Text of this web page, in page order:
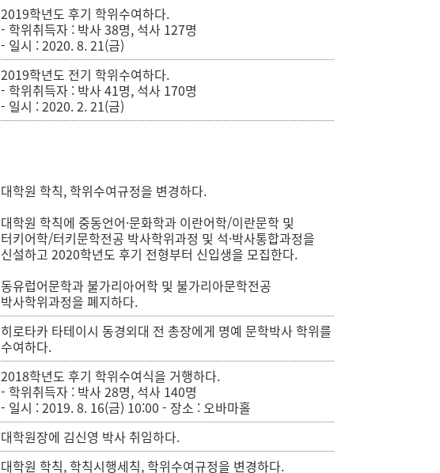
2019학년도 후기 학위수여하다.
- 학위취득자 : 박사 38명, 석사 127명
- 일시 : 2020. 8. 21(금)
2019학년도 전기 학위수여하다.
- 학위취득자 : 박사 41명, 석사 170명
- 일시 : 2020. 2. 21(금)
대학원 학칙, 학위수여규정을 변경하다.
대학원 학칙에 중동언어·문화학과 이란어학/이란문학 및
터키어학/터키문학전공 박사학위과정 및 석·박사통합과정을
신설하고 2020학년도 후기 전형부터 신입생을 모집한다.
동유럽어문학과 불가리아어학 및 불가리아문학전공
박사학위과정을 폐지하다.
히로타카 타테이시 동경외대 전 총장에게 명예 문학박사 학위를
수여하다.
2018학년도 후기 학위수여식을 거행하다.
- 학위취득자 : 박사 28명, 석사 140명
- 일시 : 2019. 8. 16(금) 10:00 - 장소 : 오바마홀
대학원장에 김신영 박사 취임하다.
대학원 학칙, 학칙시행세칙, 학위수여규정을 변경하다.